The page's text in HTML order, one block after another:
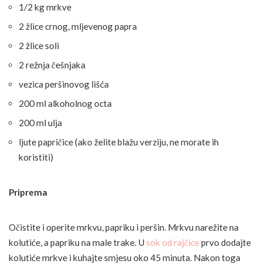
1/2 kg mrkve
2 žlice crnog, mljevenog papra
2 žlice soli
2 režnja češnjaka
vezica peršinovog lišća
200 ml alkoholnog octa
200 ml ulja
ljute papričice (ako želite blažu verziju, ne morate ih
koristiti)
Priprema
Očistite i operite mrkvu, papriku i peršin. Mrkvu narežite na
kolutiće, a papriku na male trake. U sok od rajčiceprvo dodajte
kolutiće mrkve i kuhajte smjesu oko 45 minuta. Nakon toga